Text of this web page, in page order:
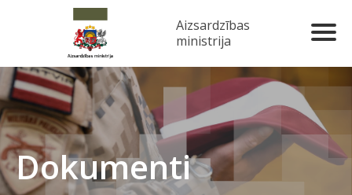
Aizsardzības
ministrija
Dokumenti